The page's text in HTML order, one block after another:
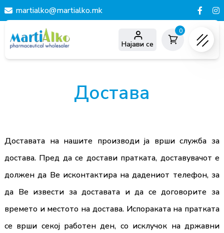
martialko@martialko.mk
Најави се
0
Достава
Доставата на нашите производи ја врши служба за
достава. Пред да се достави пратката, доставувачот е
должен да Ве исконтактира на дадениот телефон, за
да Ве извести за доставата и да се договорите за
времето и местото на достава. Испораката на пратката
се врши секој работен ден, со исклучок на државни